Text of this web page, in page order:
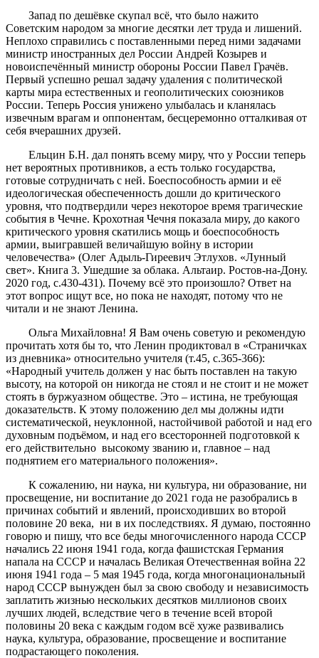
Запад по дешёвке скупал всё, что было нажито
Советским народом за многие десятки лет труда и лишений.
Неплохо справились с поставленными перед ними задачами
министр иностранных дел России Андрей Козырев и
новоиспечённый министр обороны России Павел Грачёв.
Первый успешно решал задачу удаления с политической
карты мира естественных и геополитических союзников
России. Теперь Россия унижено улыбалась и кланялась
извечным врагам и оппонентам, бесцеремонно отталкивая от
себя вчерашних друзей.
Ельцин Б.Н. дал понять всему миру, что у России теперь
нет вероятных противников, а есть только государства,
готовые сотрудничать с ней. Боеспособность армии и её
идеологическая обеспеченность дошли до критического
уровня, что подтвердили через некоторое время трагические
события в Чечне. Крохотная Чечня показала миру, до какого
критического уровня скатились мощь и боеспособность
армии, выигравшей величайшую войну в истории
человечества» (Олег Адыль-Гиреевич Этлухов. «Лунный
свет». Книга 3. Ушедшие за облака. Альтаир. Ростов-на-Дону.
2020 год, с.430-431). Почему всё это произошло? Ответ на
этот вопрос ищут все, но пока не находят, потому что не
читали и не знают Ленина.
Ольга Михайловна! Я Вам очень советую и рекомендую
прочитать хотя бы то, что Ленин продиктовал в «Страничках
из дневника» относительно учителя (т.45, с.365-366):
«Народный учитель должен у нас быть поставлен на такую
высоту, на которой он никогда не стоял и не стоит и не может
стоять в буржуазном обществе. Это – истина, не требующая
доказательств. К этому положению дел мы должны идти
систематической, неуклонной, настойчивой работой и над его
духовным подъёмом, и над его всесторонней подготовкой к
его действительно высокому званию и, главное – над
поднятием его материального положения».
К сожалению, ни наука, ни культура, ни образование, ни
просвещение, ни воспитание до 2021 года не разобрались в
причинах событий и явлений, происходивших во второй
половине 20 века, ни в их последствиях. Я думаю, постоянно
говорю и пишу, что все беды многочисленного народа СССР
начались 22 июня 1941 года, когда фашистская Германия
напала на СССР и началась Великая Отечественная война 22
июня 1941 года – 5 мая 1945 года, когда многонациональный
народ СССР вынужден был за свою свободу и независимость
заплатить жизнью нескольких десятков миллионов своих
лучших людей, вследствие чего в течение всей второй
половины 20 века с каждым годом всё хуже развивались
наука, культура, образование, просвещение и воспитание
подрастающего поколения.